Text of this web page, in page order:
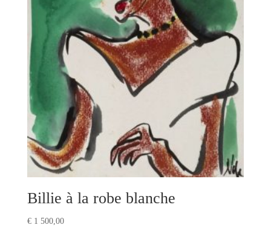
Billie à la robe blanche
€1 500,00